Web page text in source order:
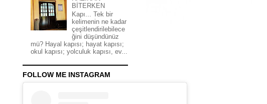
BİTERKEN
Kapı... Tek bir
kelimenin ne kadar
çeşitlendirilebilece
ğini düşündünüz
mü? Hayal kapısı; hayat kapısı;
okul kapısı; yolculuk kapısı, ev...
FOLLOW ME INSTAGRAM